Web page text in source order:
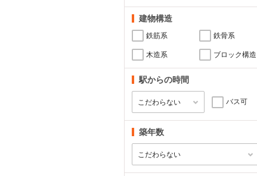
建物構造
鉄筋系 鉄骨系
木造系 ブロック構造
駅からの時間
バス可
築年数